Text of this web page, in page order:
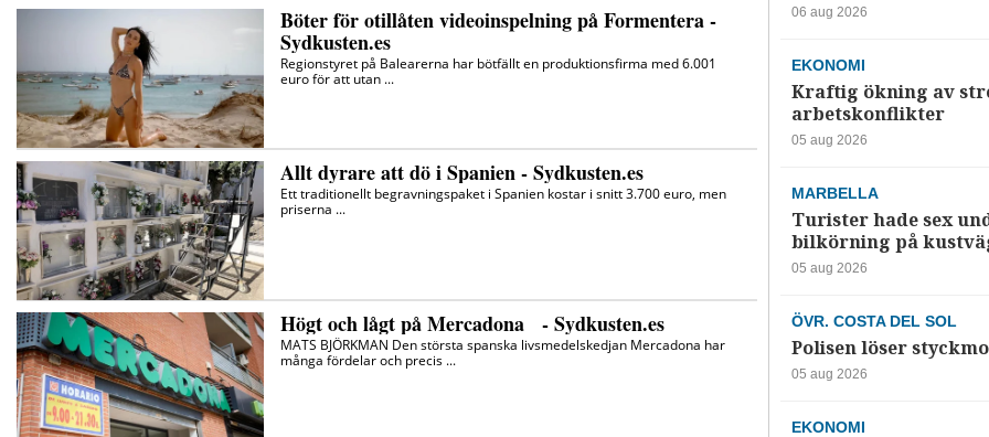
06 aug 2026
EKONOMI
Kraftig ökning av
arbetskonflikter
05 aug 2026
MARBELLA
Turister hade sex
bilkörning på
05 aug 2026
ÖVR. COSTA DEL SOL
Polisen löser
05 aug 2026
EKONOMI